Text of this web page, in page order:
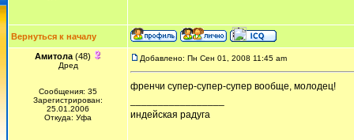
Вернуться к началу
Амитола(48)
Дред
Сообщения: 35
Зарегистрирован:
25.01.2006
Откуда: Уфа
Добавлено: Пн Сен 01, 2008 11:45 am
френчи супер-супер-супер вообще, молодец!
индейская радуга